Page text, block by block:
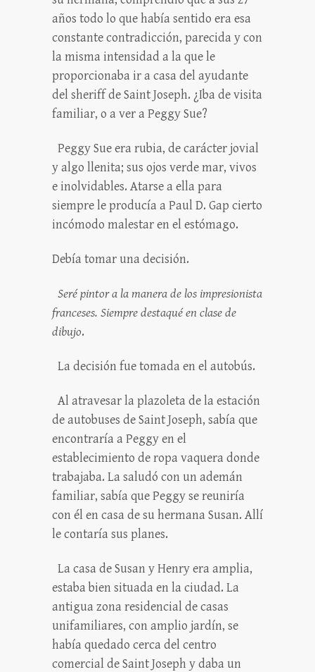
años todo lo que había sentido era esa
constante contradicción, parecida y con
la misma intensidad a la que le
proporcionaba ir a casa del ayudante
del sheriff de Saint Joseph. ¿Iba de visita
familiar, o a ver a Peggy Sue?
Peggy Sue era rubia, de carácter jovial
y algo llenita; sus ojos verde mar, vivos
e inolvidables. Atarse a ella para
siempre le producía a Paul D. Gap cierto
incómodo malestar en el estómago.
Debía tomar una decisión.
Seré pintor a la manera de los impresionista
franceses. Siempre destaqué en clase de
dibujo.
La decisión fue tomada en el autobús.
Al atravesar la plazoleta de la estación
de autobuses de Saint Joseph, sabía que
encontraría a Peggy en el
establecimiento de ropa vaquera donde
trabajaba. La saludó con un ademán
familiar, sabía que Peggy se reuniría
con él en casa de su hermana Susan. Allí
le contaría sus planes.
La casa de Susan y Henry era amplia,
estaba bien situada en la ciudad. La
antigua zona residencial de casas
unifamiliares, con amplio jardín, se
había quedado cerca del centro
comercial de Saint Joseph y daba un